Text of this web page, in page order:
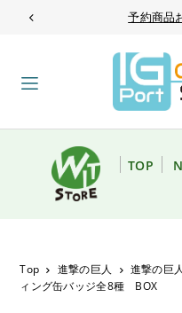
TRANSLATION MISSING:予約商品
TOP
Top 進撃の巨人
進撃の巨
ィング缶バッジ全8種 BOX